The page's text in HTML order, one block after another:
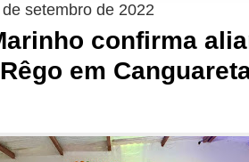
setembro de 2022
confirma
em